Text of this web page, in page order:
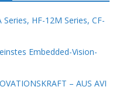
HF-12M Series, CF-
Embedded-Vision-
– AUS AVI